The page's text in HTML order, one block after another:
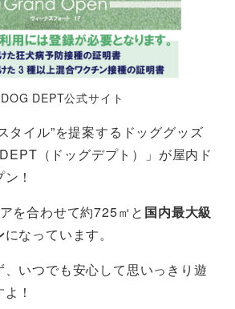
DEPT公式サイト
タイル”を提案するドッググッズ
（ドッグデプト）」が屋内ド
！
を合わせて約725㎡と 国内最大級
になっています。
いつでも安心して思いっきり遊
！